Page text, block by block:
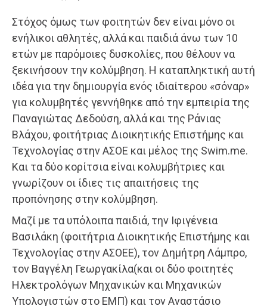
Στόχος όμως των φοιτητών δεν είναι μόνο οι
ενήλικοι αθλητές, αλλά και παιδιά άνω των 10
ετών με παρόμοιες δυσκολίες, που θέλουν να
ξεκινήσουν την κολύμβηση. Η καταπληκτική αυτή
ιδέα για την δημιουργία ενός ιδιαίτερου «σόναρ»
για κολυμβητές γεννήθηκε από την εμπειρία της
Παναγιώτας Δεδούση, αλλά και της Ράνιας
Βλάχου, φοιτήτριας Διοικητικής Επιστήμης και
Τεχνολογίας στην ΑΣΟΕ και μέλος της Swim.me.
Και τα δύο κορίτσια είναι κολυμβήτριες και
γνωρίζουν οι ίδιες τις απαιτήσεις της
προπόνησης στην κολύμβηση.
Μαζί με τα υπόλοιπα παιδιά, την Ιφιγένεια
Βασιλάκη (φοιτήτρια Διοικητικής Επιστήμης και
Τεχνολογίας στην ΑΣΟΕΕ), τον Δημήτρη Λάμπρο,
τον Βαγγέλη Γεωργακίλα(και οι δύο φοιτητές
Ηλεκτρολόγων Μηχανικών και Μηχανικών
Υπολογιστών στο ΕΜΠ) και τον Αναστάσιο